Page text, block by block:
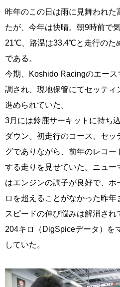
昨年のこの日は雨に見舞われた
たが、今年は快晴。朝9時前で
21℃、路温は33.4℃と走行のた
である。
今期、Koshido Racingのエー
調され、現地保管にてセッティ
進められていた。
3月には鈴鹿サーキットに持ち
ダウン。初走行のコース、セッ
グでありながら、前年のレコ
する走りを見せていた。ニュー
はエンジンの調子が良好で、
ロを超えることがなかった昨年
スピードの伸び悩みは解消さ
204キロ（DigSpiceデータ）を
していた。